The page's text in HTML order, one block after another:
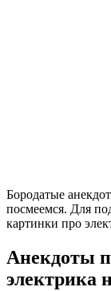
Бородатые
посмеемся. Для
картинки про
Анекдоты
электрика